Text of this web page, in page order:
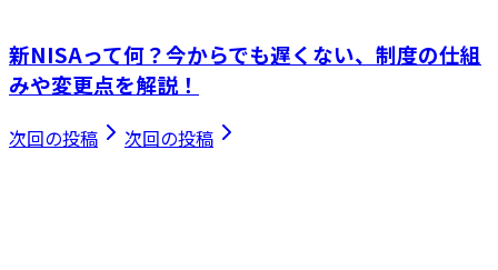
新NISAって何？今からでも遅くない、制度の仕組
みや変更点を解説！
次回の投稿 次回の投稿